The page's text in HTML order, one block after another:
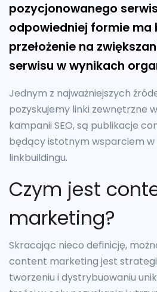
pozycjonowanego
odpowiedniej formie ma
przełożenie na
serwisu w wynikach
Jednym z najważniejszych
pozyskujemy linki zewnętrzne
kampanii SEO, są publikacje
będący istotnym wsparciem w
linkbuildingu.
Czym jest
marketing?
Skracając nieco definicję,
content marketing jest
tworzeniu i dystrybuowaniu